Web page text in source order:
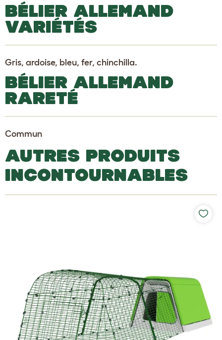
BÉLIER ALLEMAND
VARIÉTÉS
Gris, ardoise, bleu, fer, chinchilla.
BÉLIER ALLEMAND
RARETÉ
Commun
AUTRES PRODUITS
INCONTOURNABLES